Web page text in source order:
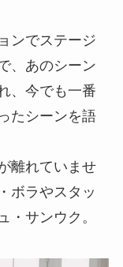
ンでステージ
、あのシーン
、今でも一番
たシーンを語
離れていませ
ボラやスタッ
・サンウク。